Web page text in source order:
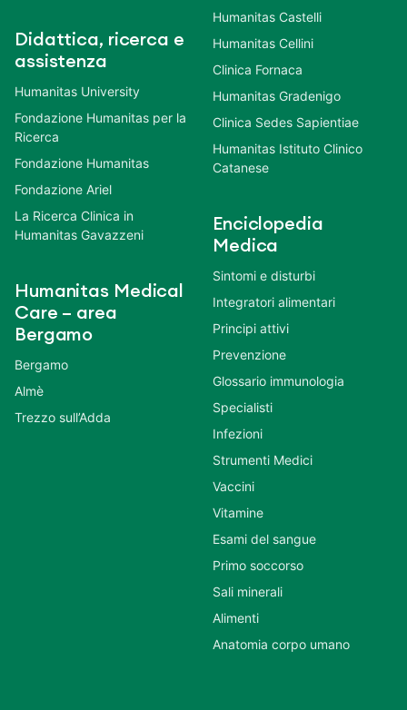
Didattica, ricerca e
assistenza
Humanitas University
Fondazione Humanitas per la
Ricerca
Fondazione Humanitas
Fondazione Ariel
La Ricerca Clinica in
Humanitas Gavazzeni
Humanitas Medical
Care – area
Bergamo
Bergamo
Almè
Trezzo sull’Adda
Humanitas Castelli
Humanitas Cellini
Clinica Fornaca
Humanitas Gradenigo
Clinica Sedes Sapientiae
Humanitas Istituto Clinico
Catanese
Enciclopedia
Medica
Sintomi e disturbi
Integratori alimentari
Principi attivi
Prevenzione
Glossario immunologia
Specialisti
Infezioni
Strumenti Medici
Vaccini
Vitamine
Esami del sangue
Primo soccorso
Sali minerali
Alimenti
Anatomia corpo umano